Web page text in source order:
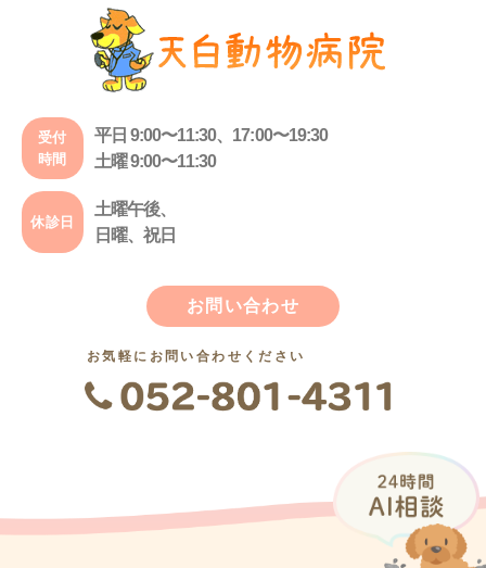
受付
時間
平日 9:00〜11:30、17:00〜19:30
土曜 9:00〜11:30
休診日
土曜午後、
日曜、祝日
お問い合わせ
お気軽にお問い合わせください